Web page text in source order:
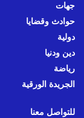
جهات
حوادث وقضايا
دولية
دين ودنيا
رياضة
الجريدة الورقية
للتواصل معنا